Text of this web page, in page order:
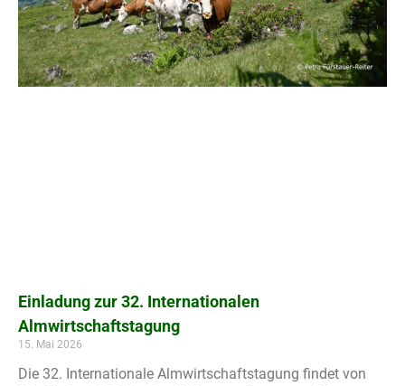
Einladung zur 32. Internationalen
Almwirtschaftstagung
15. Mai 2026
Die 32. Internationale Almwirtschaftstagung findet von